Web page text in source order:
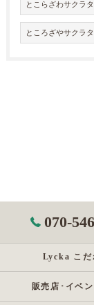
とこらざわサクラ
ところざやサクラ
070-
Lycka こだ
販売店･イベ